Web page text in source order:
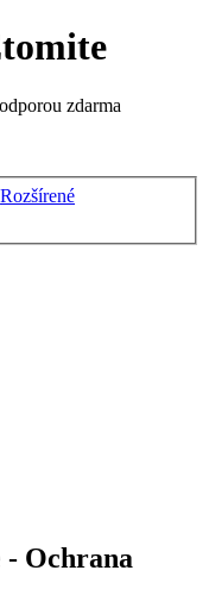
zdarma
Rozšírené
- Ochrana